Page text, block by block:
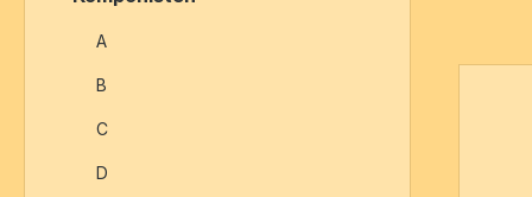
A
B
C
D